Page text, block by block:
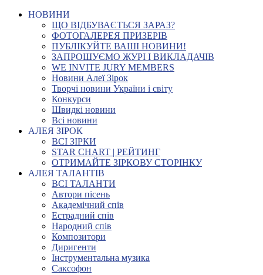
НОВИНИ
ЩО ВІДБУВАЄТЬСЯ ЗАРАЗ?
ФОТОГАЛЕРЕЯ ПРИЗЕРІВ
ПУБЛІКУЙТЕ ВАШІ НОВИНИ!
ЗАПРОШУЄМО ЖУРІ І ВИКЛАДАЧІВ
WE INVITE JURY MEMBERS
Новини Алеї Зірок
Творчі новини України і світу
Конкурси
Швидкі новини
Всі новини
АЛЕЯ ЗІРОК
ВСІ ЗІРКИ
STAR CHART | РЕЙТИНГ
ОТРИМАЙТЕ ЗІРКОВУ СТОРІНКУ
АЛЕЯ ТАЛАНТІВ
ВСІ ТАЛАНТИ
Автори пісень
Академічний спів
Естрадний спів
Народний спів
Композитори
Диригенти
Інструментальна музика
Саксофон